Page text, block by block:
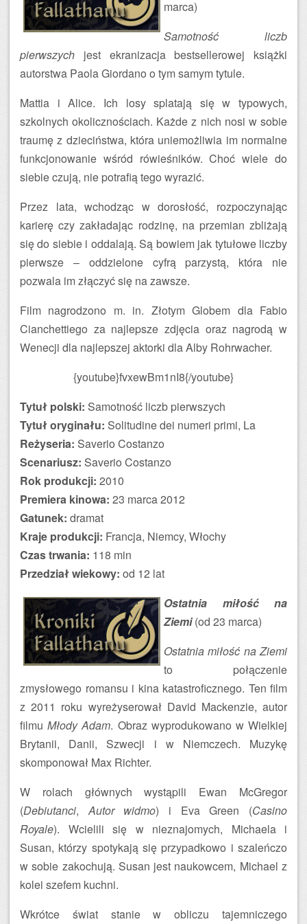
marca)
Samotność liczb
pierwszych jest ekranizacja bestsellerowej książki
autorstwa Paola Giordano o tym samym tytule.
Mattia i Alice. Ich losy splatają się w typowych,
szkolnych okolicznościach. Każde z nich nosi w sobie
traumę z dzieciństwa, która uniemożliwia im normalne
funkcjonowanie wśród rówieśników. Choć wiele do
siebie czują, nie potrafią tego wyrazić.
Przez lata, wchodząc w dorosłość, rozpoczynając
karierę czy zakładając rodzinę, na przemian zbliżają
się do siebie i oddalają. Są bowiem jak tytułowe liczby
pierwsze – oddzielone cyfrą parzystą, która nie
pozwala im złączyć się na zawsze.
Film nagrodzono m. in. Złotym Globem dla Fabio
Cianchettiego za najlepsze zdjęcia oraz nagrodą w
Wenecji dla najlepszej aktorki dla Alby Rohrwacher.
{youtube}fvxewBm1nI8{/youtube}
Tytuł polski: Samotność liczb pierwszych
Tytuł oryginału: Solitudine dei numeri primi, La
Reżyseria: Saverio Costanzo
Scenariusz: Saverio Costanzo
Rok produkcji: 2010
Premiera kinowa: 23 marca 2012
Gatunek: dramat
Kraje produkcji: Francja, Niemcy, Włochy
Czas trwania: 118 min
Przedział wiekowy: od 12 lat
Ostatnia miłość na
Ziemi(od 23 marca)
Ostatnia miłość na Ziemi
to połączenie
zmysłowego romansu i kina katastroficznego. Ten film
z 2011 roku wyreżyserował David Mackenzie, autor
filmuMłody Adam. Obraz wyprodukowano w Wielkiej
Brytanii, Danii, Szwecji i w Niemczech. Muzykę
skomponował Max Richter.
W rolach głównych wystąpili Ewan McGregor
(Debiutanci,Autor widmo) i Eva Green (Casino
Royale). Wcielili się w nieznajomych, Michaela i
Susan, którzy spotykają się przypadkowo i szaleńczo
w sobie zakochują. Susan jest naukowcem, Michael z
kolei szefem kuchni.
Wkrótce świat stanie w obliczu tajemniczego